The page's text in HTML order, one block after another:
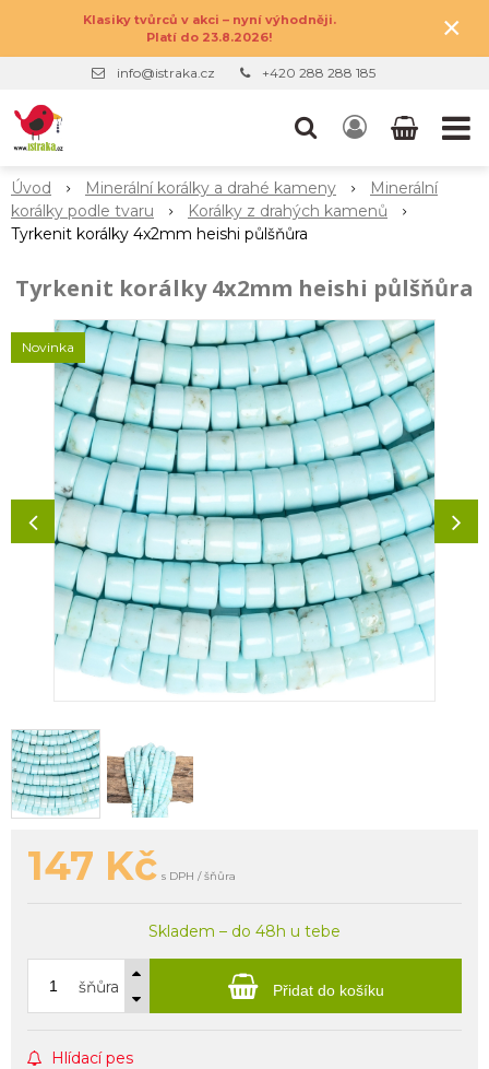
Klasiky tvůrců v akci – nyní výhodněji.
Platí do 23.8.2026!
×
info@istraka.cz +420 288 288 185
Úvod Minerální korálky a drahé kameny
Minerální
korálky podle tvaru
Korálky z drahých kamenů
Tyrkenit korálky 4x2mm heishi půlšňůra
Tyrkenit korálky 4x2mm heishi půlšňůra
Novinka
147 Kč s DPH / šňůra
Skladem – do 48h u tebe
šňůra Přidat do košíku
Hlídací pes